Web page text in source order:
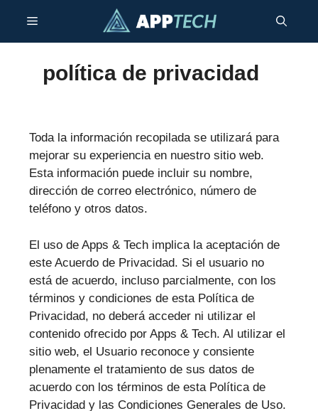
contenido
Menú
política de privacidad
Toda la información recopilada se utilizará para
mejorar su experiencia en nuestro sitio web.
Esta información puede incluir su nombre,
dirección de correo electrónico, número de
teléfono y otros datos.
El uso de Apps & Tech implica la aceptación de
este Acuerdo de Privacidad. Si el usuario no
está de acuerdo, incluso parcialmente, con los
términos y condiciones de esta Política de
Privacidad, no deberá acceder ni utilizar el
contenido ofrecido por Apps & Tech. Al utilizar el
sitio web, el Usuario reconoce y consiente
plenamente el tratamiento de sus datos de
acuerdo con los términos de esta Política de
Privacidad y las Condiciones Generales de Uso.